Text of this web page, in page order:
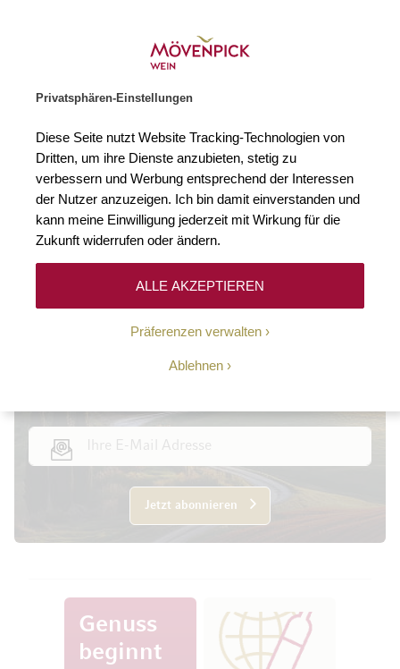
Privatsphären-Einstellungen
Diese Seite nutzt Website Tracking-Technologien von
Dritten, um ihre Dienste anzubieten, stetig zu
verbessern und Werbung entsprechend der Interessen
der Nutzer anzuzeigen. Ich bin damit einverstanden und
kann meine Einwilligung jederzeit mit Wirkung für die
Zukunft widerrufen oder ändern.
Präferenzen verwalten
Ablehnen
ALLE AKZEPTIEREN
Keine Ergebnisse
10-Euro-Willkommens-
Jetzt abonnieren
Genuss
beginnt